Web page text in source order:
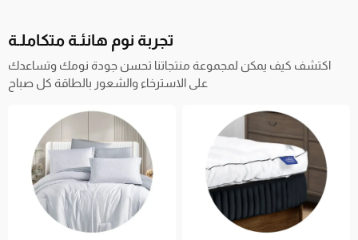
تجربة نوم هانئـة متكاملـة
اكتشف كيف يمكن لمجموعة منتجاتنا تحسن جودة نومك وتساعدك
على الاسترخاء والشعور بالطاقة كل صباح